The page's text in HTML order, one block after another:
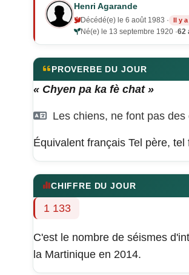
Henri Agarande
Décédé(e) le 6 août 1983 · Il y a
Né(e) le 13 septembre 1920 ·62
PROVERBE DU JOUR
« Chyen pa ka fè chat »
Les chiens, ne font pas des
Équivalent français Tel père, tel
CHIFFRE DU JOUR
1 133
C'est le nombre de séismes
la Martinique en 2014.